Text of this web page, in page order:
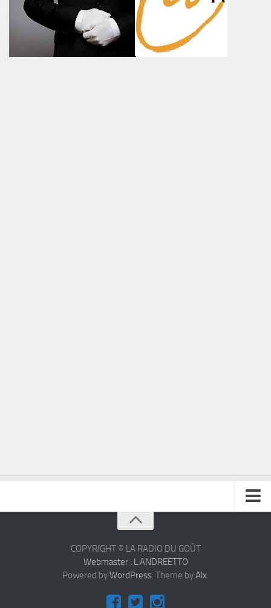
COPYRIGHT © LA RADIO DU GOÛT
Webmaster : L.ANDREETTO
Powered byWordPress. Theme byAlx.